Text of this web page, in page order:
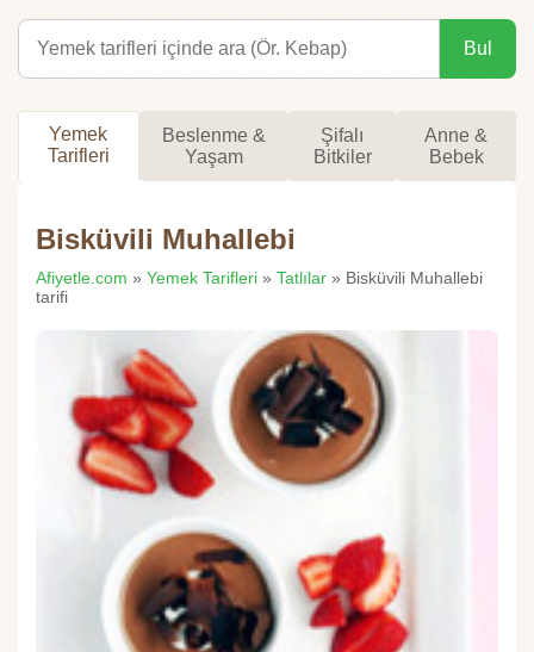
Bul
Yemek
Tarifleri
Beslenme &
Yaşam
Şifalı
Bitkiler
Anne &
Bebek
Bisküvili Muhallebi
Afiyetle.com » Yemek Tarifleri » Tatlılar » Bisküvili Muhallebi
tarifi